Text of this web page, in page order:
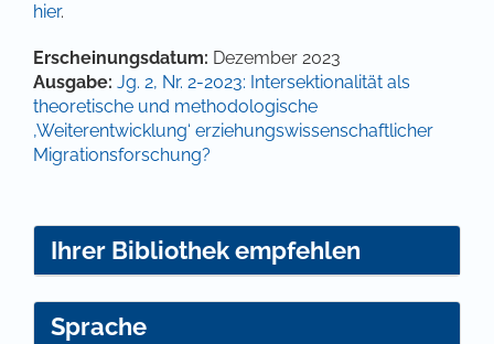
hier.
Artikel-Details
Erscheinungsdatum: Dezember 2023
Ausgabe: Jg. 2, Nr. 2-2023: Intersektionalität als
theoretische und methodologische
‚Weiterentwicklung‘ erziehungswissenschaftlicher
Migrationsforschung?
Ihrer Bibliothek empfehlen
Sprache